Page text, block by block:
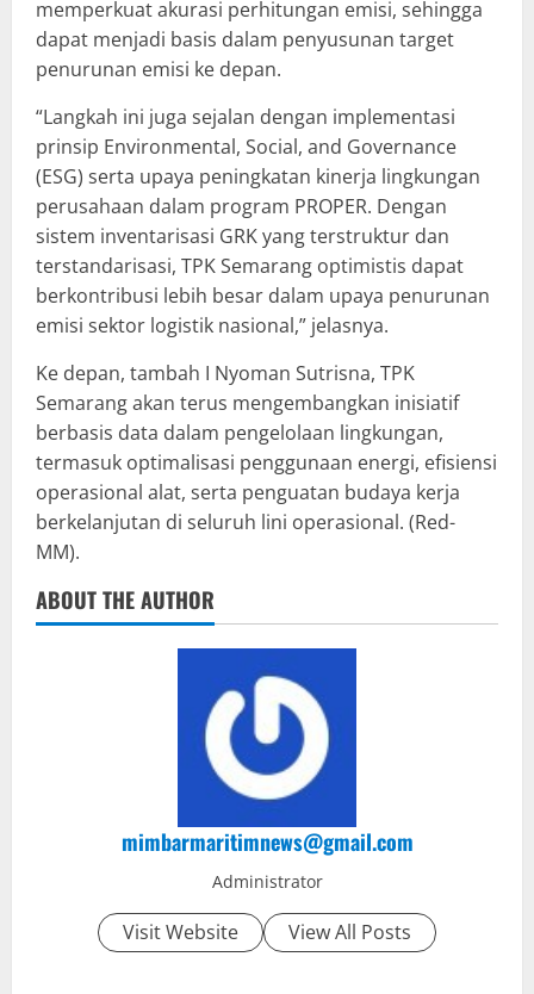
memperkuat akurasi perhitungan emisi, sehingga
dapat menjadi basis dalam penyusunan target
penurunan emisi ke depan.
“Langkah ini juga sejalan dengan implementasi
prinsip Environmental, Social, and Governance
(ESG) serta upaya peningkatan kinerja lingkungan
perusahaan dalam program PROPER. Dengan
sistem inventarisasi GRK yang terstruktur dan
terstandarisasi, TPK Semarang optimistis dapat
berkontribusi lebih besar dalam upaya penurunan
emisi sektor logistik nasional,” jelasnya.
Ke depan, tambah I Nyoman Sutrisna, TPK
Semarang akan terus mengembangkan inisiatif
berbasis data dalam pengelolaan lingkungan,
termasuk optimalisasi penggunaan energi, efisiensi
operasional alat, serta penguatan budaya kerja
berkelanjutan di seluruh lini operasional. (Red-
MM).
ABOUT THE AUTHOR
mimbarmaritimnews@gmail.com
Administrator
Visit Website View All Posts